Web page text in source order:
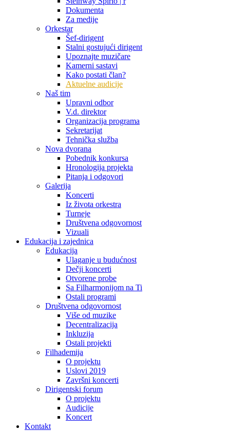
Dokumenta
Za medije
Orkestar
Šef-dirigent
Stalni gostujući dirigent
Upoznajte muzičare
Kamerni sastavi
Kako postati član?
Aktuelne audicije
Naš tim
Upravni odbor
V.d. direktor
Organizacija programa
Sekretarijat
Tehnička služba
Nova dvorana
Pobednik konkursa
Hronologija projekta
Pitanja i odgovori
Galerija
Koncerti
Iz života orkestra
Turneje
Društvena odgovornost
Vizuali
Edukacija i zajednica
Edukacija
Ulaganje u budućnost
Dečji koncerti
Otvorene probe
Sa Filharmonijom na Ti
Ostali programi
Društvena odgovornost
Više od muzike
Decentralizacija
Inkluzija
Ostali projekti
Filhademija
O projektu
Uslovi 2019
Završni koncerti
Dirigentski forum
O projektu
Audicije
Koncert
Kontakt